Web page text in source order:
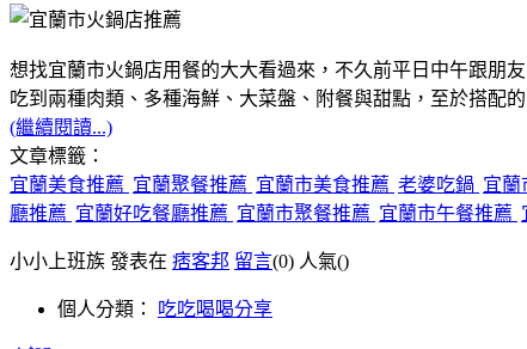
想找宜蘭市火鍋店用餐的大大看過來，不久前平日中午跟朋
吃到兩種肉類、多種海鮮、大菜盤、附餐與甜點，至於搭配
(繼續閱讀...)
文章標籤：
宜蘭美食推薦 宜蘭聚餐推薦 宜蘭市美食推薦 老婆吃鍋 宜蘭
廳推薦 宜蘭好吃餐廳推薦 宜蘭市聚餐推薦 宜蘭市午餐推薦
小小上班族 發表在 痞客邦 留言(0) 人氣()
個人分類： 吃吃喝喝分享